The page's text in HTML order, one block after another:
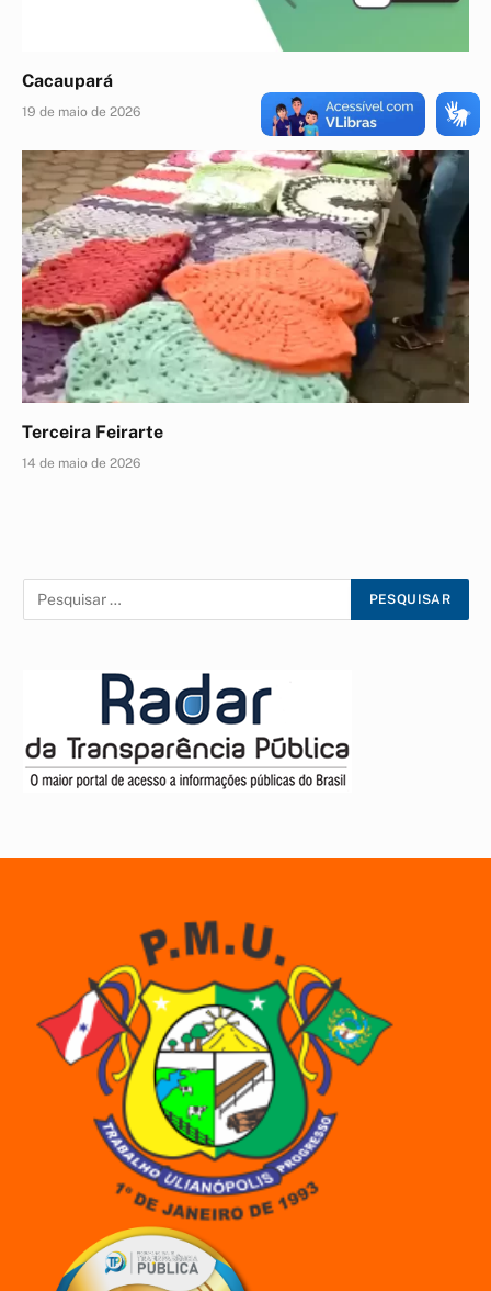
Cacaupará
19 de maio de 2026
Terceira Feirarte
14 de maio de 2026